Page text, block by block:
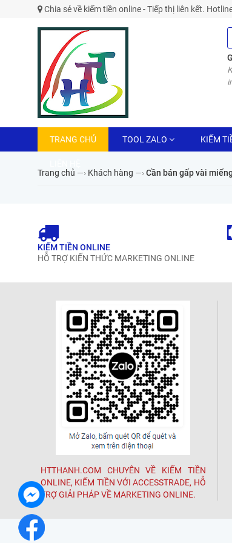
Chia sẻ về kiếm tiền online - Tiếp thị liên kết.
TRANG CHỦ TOOL ZALO KIẾM
Trang chủ —› Khách hàng —›Cần bán gấp vài
KIẾM TIỀN ONLINE
HỖ TRỢ KIẾN THỨC MARKETING ONLINE
HTTHANH.COM CHUYÊN VỀ KIẾM TIỀN
ONLINE, KIẾM TIỀN VỚI ACCESSTRADE, HỖ
TRỢ GIẢI PHÁP VỀ MARKETING ONLINE.